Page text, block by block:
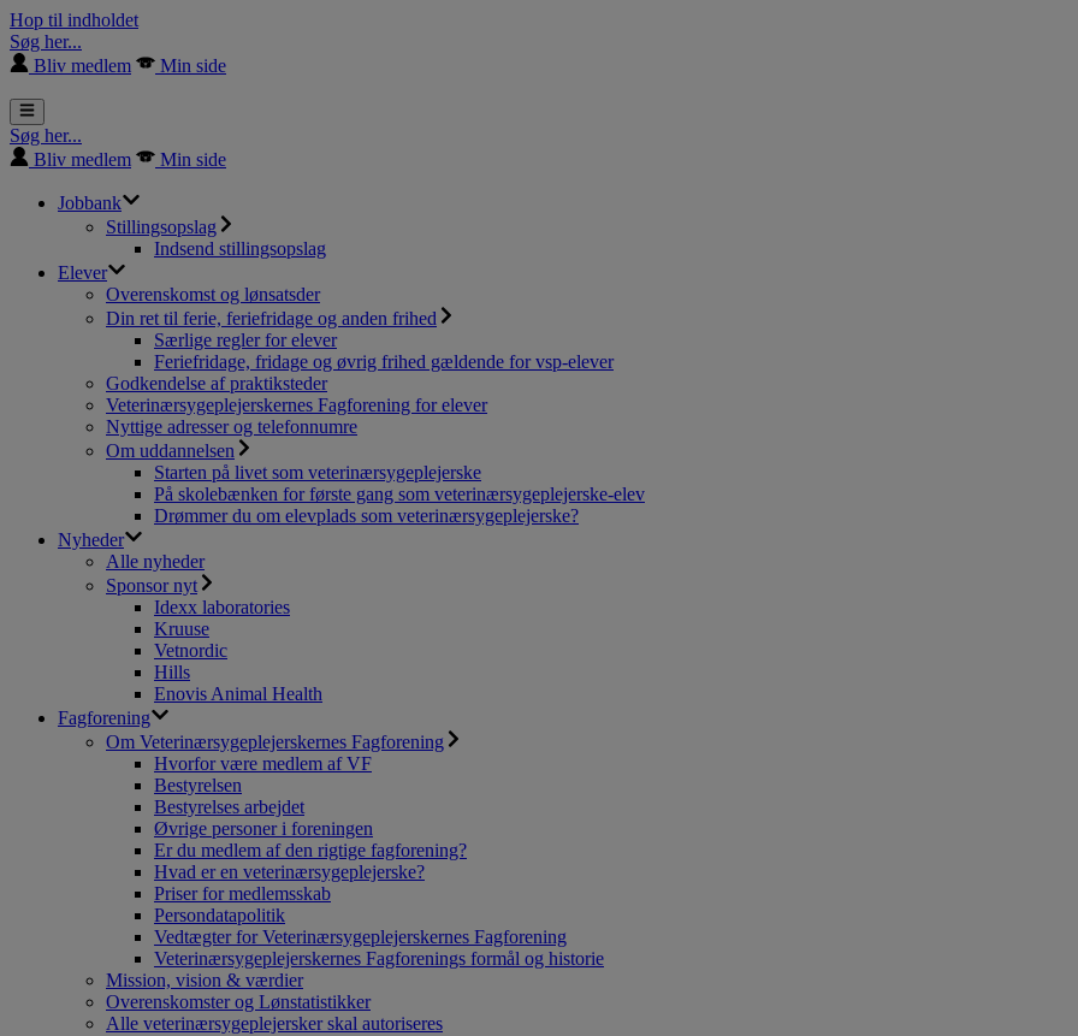
Hop til indholdet
Søg her...
Bliv medlem
Min side
Søg her...
Bliv medlem
Min side
Jobbank
Stillingsopslag
Indsend stillingsopslag
Elever
Overenskomst og lønsatsder
Din ret til ferie, feriefridage og anden frihed
Særlige regler for elever
Feriefridage, fridage og øvrig frihed gældende for vsp-elever
Godkendelse af praktiksteder
Veterinærsygeplejerskernes Fagforening for elever
Nyttige adresser og telefonnumre
Om uddannelsen
Starten på livet som veterinærsygeplejerske
På skolebænken for første gang som veterinærsygeplejerske-elev
Drømmer du om elevplads som veterinærsygeplejerske?
Nyheder
Alle nyheder
Sponsor nyt
Idexx laboratories
Kruuse
Vetnordic
Hills
Enovis Animal Health
Fagforening
Om Veterinærsygeplejerskernes Fagforening
Hvorfor være medlem af VF
Bestyrelsen
Bestyrelses arbejdet
Øvrige personer i foreningen
Er du medlem af den rigtige fagforening?
Hvad er en veterinærsygeplejerske?
Priser for medlemsskab
Persondatapolitik
Vedtægter for Veterinærsygeplejerskernes Fagforening
Veterinærsygeplejerskernes Fagforenings formål og historie
Mission, vision & værdier
Overenskomster og Lønstatistikker
Alle veterinærsygeplejersker skal autoriseres